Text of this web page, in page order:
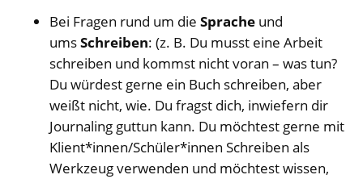
Bei Fragen rund um dieSprache und
umsSchreiben: (z. B. Du musst eine Arbeit
schreiben und kommst nicht voran – was tun?
Du würdest gerne ein Buch schreiben, aber
weißt nicht, wie. Du fragst dich, inwiefern dir
Journaling guttun kann. Du möchtest gerne mit
Klient*innen/Schüler*innen Schreiben als
Werkzeug verwenden und möchtest wissen,